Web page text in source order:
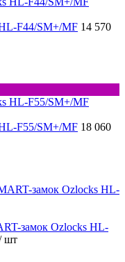
F44/SM+/MF 14 570
F55/SM+/MF 18 060
замок Ozlocks HL-
шт